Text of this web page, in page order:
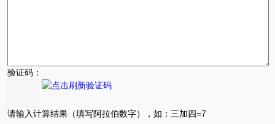
验证码：
请输入计算结果（填写阿拉伯数字），如：三加四=7